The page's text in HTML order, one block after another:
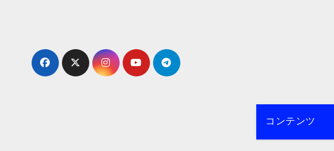
コンテンツ